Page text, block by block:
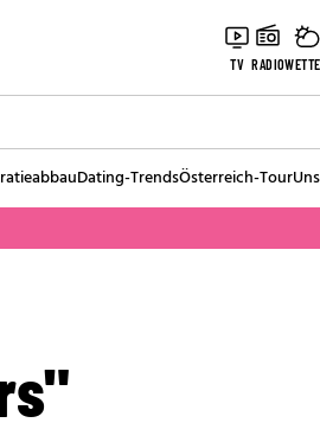
TV RADIO
Dating-TrendsÖsterreich-Tour